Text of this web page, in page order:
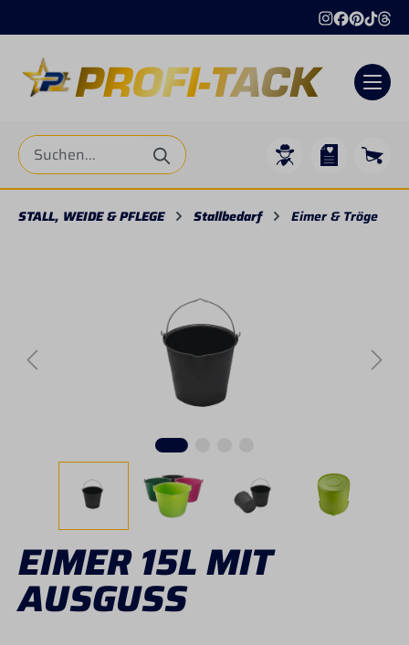
STALL, WEIDE & PFLEGE Stallbedarf Eimer & Tröge
EIMER 15L MIT
AUSGUSS